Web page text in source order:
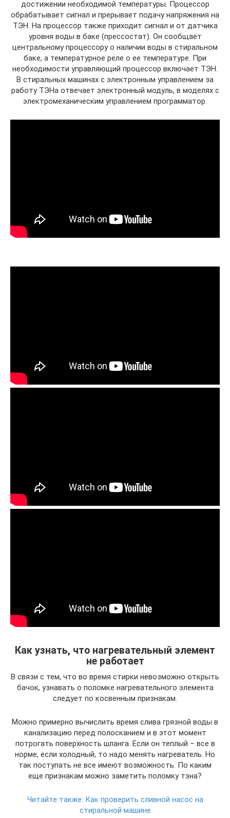
достижении необходимой температуры. Процессор
обрабатывает сигнал и прерывает подачу напряжения на
ТЭН. На процессор также приходит сигнал и от датчика
уровня воды в баке (прессостат). Он сообщает
центральному процессору о наличии воды в стиральном
баке, а температурное реле о ее температуре. При
необходимости управляющий процессор включает ТЭН.
В стиральных машинах с электронным управлением за
работу ТЭНа отвечает электронный модуль, в моделях с
электромеханическим управлением программатор.
Как узнать, что нагревательный элемент
не работает
В связи с тем, что во время стирки невозможно открыть
бачок, узнавать о поломке нагревательного элемента
следует по косвенным признакам.
Можно примерно вычислить время слива грязной воды в
канализацию перед полосканием и в этот момент
потрогать поверхность шланга. Если он теплый – все в
норме, если холодный, то надо менять нагреватель. Но
так поступать не все имеют возможность. По каким
еще признакам можно заметить поломку тэна?
Читайте также: Как проверить сливной насос на
стиральной машине